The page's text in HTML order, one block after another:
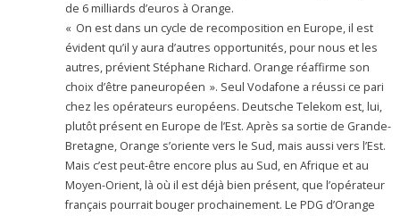
de 6 milliards d’euros à Orange.
« On est dans un cycle de recomposition en Europe, il est
évident qu’il y aura d’autres opportunités, pour nous et les
autres, prévient Stéphane Richard. Orange réaffirme son
choix d’être paneuropéen ». Seul Vodafone a réussi ce pari
chez les opérateurs européens. Deutsche Telekom est, lui,
plutôt présent en Europe de l’Est. Après sa sortie de Grande-
Bretagne, Orange s’oriente vers le Sud, mais aussi vers l’Est.
Mais c’est peut-être encore plus au Sud, en Afrique et au
Moyen-Orient, là où il est déjà bien présent, que l’opérateur
français pourrait bouger prochainement. Le PDG d’Orange